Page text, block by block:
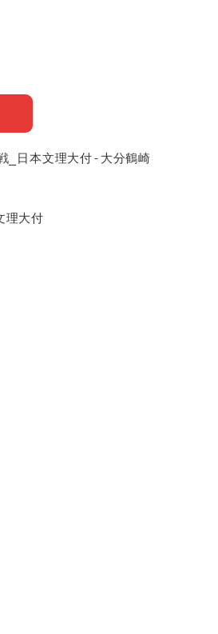
_日本文理大付-大分鶴崎
大付